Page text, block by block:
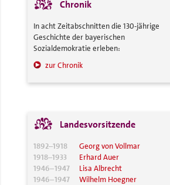
Chronik
In acht Zeitabschnitten die 130-jährige
Geschichte der bayerischen
Sozialdemokratie erleben:
zur Chronik
Landesvorsitzende
1892–1918
Georg von Vollmar
1918–1933
Erhard Auer
1946–1947
Lisa Albrecht
1946–1947
Wilhelm Hoegner